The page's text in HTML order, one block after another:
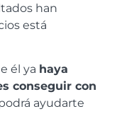
han
está
él ya haya
conseguir con
ayudarte